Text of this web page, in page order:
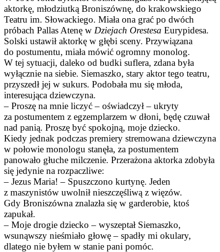
aktorkę, młodziutką Broniszównę, do krakowskiego
Teatru im. Słowackiego. Miała ona grać po dwóch
próbach Pallas Atenę w Dziejach Orestesa Eurypidesa.
Solski ustawił aktorkę w głębi sceny. Przywiązana
do postumentu, miała mówić ogromny monolog.
W tej sytuacji, daleko od budki suflera, zdana była
wyłącznie na siebie. Siemaszko, stary aktor tego teatru,
przyszedł jej w sukurs. Podobała mu się młoda,
interesująca dziewczyna.
– Proszę na mnie liczyć – oświadczył – ukryty
za postumentem z egzemplarzem w dłoni, będę czuwał
nad panią. Proszę być spokojną, moje dziecko.
Kiedy jednak podczas premiery stremowana dziewczyna
w połowie monologu stanęła, za postumentem
panowało głuche milczenie. Przerażona aktorka zdobyła
się jedynie na rozpaczliwe:
– Jezus Maria! – Spuszczono kurtynę. Jeden
z maszynistów uwolnił nieszczęśliwą z więzów.
Gdy Broniszówna znalazła się w garderobie, ktoś
zapukał.
– Moje drogie dziecko – wyszeptał Siemaszko,
wsunąwszy nieśmiało głowę – spadły mi okulary,
dlatego nie byłem w stanie pani pomóc.